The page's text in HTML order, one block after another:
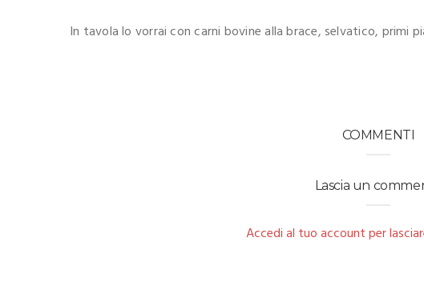
In tavola lo vorrai con carni bovine alla brace, selvatico, primi
COMMENTI
Lascia un
Accedi al tuo account per